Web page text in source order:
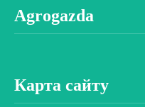
Agrogazda
Карта сайту